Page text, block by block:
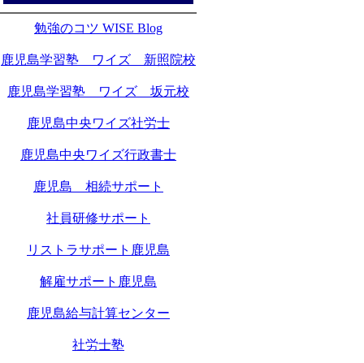
勉強のコツ WISE Blog
鹿児島学習塾 ワイズ 新照院校
鹿児島学習塾 ワイズ 坂元校
鹿児島中央ワイズ社労士
鹿児島中央ワイズ行政書士
鹿児島 相続サポート
社員研修サポート
リストラサポート鹿児島
解雇サポート鹿児島
鹿児島給与計算センター
社労士塾